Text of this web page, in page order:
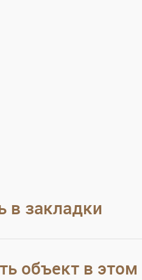
в закладки
объект в этом